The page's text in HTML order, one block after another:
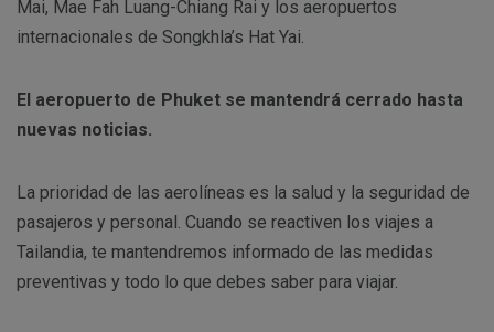
Mai, Mae Fah Luang-Chiang Rai y los aeropuertos
internacionales de Songkhla’s Hat Yai.
El aeropuerto de Phuket se mantendrá cerrado hasta
nuevas noticias.
La prioridad de las aerolíneas es la salud y la seguridad de
pasajeros y personal. Cuando se reactiven los viajes a
Tailandia, te mantendremos informado de las medidas
preventivas y todo lo que debes saber para viajar.